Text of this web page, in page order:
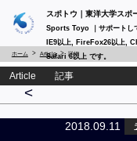
スポトウ｜東洋大学スポ
Sports Toyo ｜サポートし
IE9以上, FireFox26以上,
Safari 6以上 です。
ホーム Article 詳細
Article 記事
<
2018.09.11